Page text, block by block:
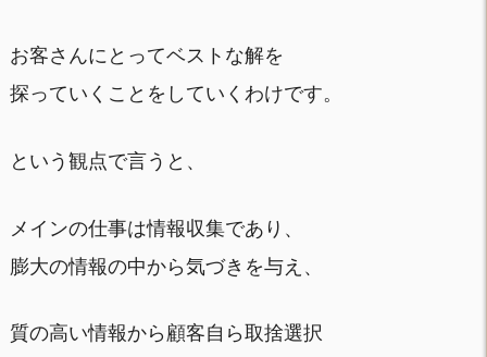
お客さんにとってベストな解を
探っていくことをしていくわけです。
という観点で言うと、
メインの仕事は情報収集であり、
膨大の情報の中から気づきを与え、
質の高い情報から顧客自ら取捨選択